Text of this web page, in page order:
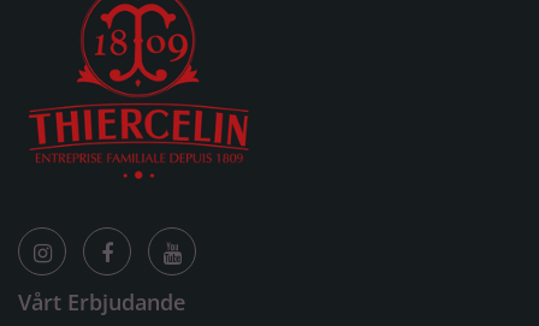
Vårt Erbjudande